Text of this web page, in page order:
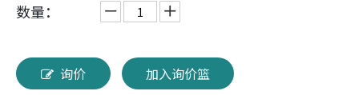
数量：
询价 加入询价篮